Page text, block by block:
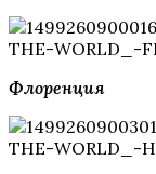
Флоренция